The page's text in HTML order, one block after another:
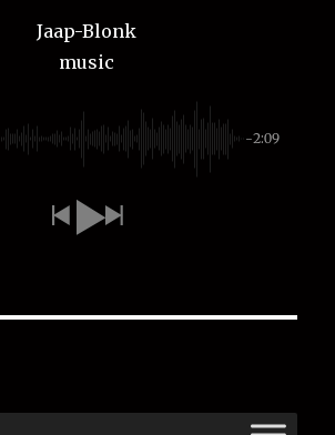
Jaap-Blonk
music
-2:09